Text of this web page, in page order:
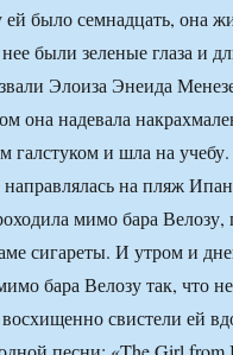
ей было семнадцать, она
были зеленые глаза и
Элоиза Энеида
она надевала
галстуком и шла на
направлялась на пляж
мимо бара Велозу,
сигареты. И утром и
бара Велозу так, что
свистели ей